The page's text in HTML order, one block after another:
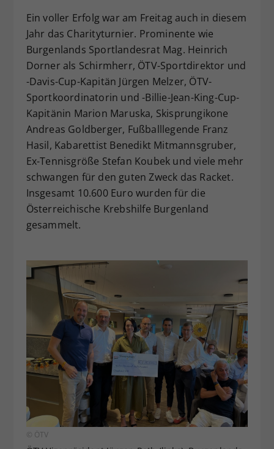
Ein voller Erfolg war am Freitag auch in diesem
Jahr das Charityturnier. Prominente wie
Burgenlands Sportlandesrat Mag. Heinrich
Dorner als Schirmherr, ÖTV-Sportdirektor und
-Davis-Cup-Kapitän Jürgen Melzer, ÖTV-
Sportkoordinatorin und -Billie-Jean-King-Cup-
Kapitänin Marion Maruska, Skisprungikone
Andreas Goldberger, Fußballlegende Franz
Hasil, Kabarettist Benedikt Mitmannsgruber,
Ex-Tennisgröße Stefan Koubek und viele mehr
schwangen für den guten Zweck das Racket.
Insgesamt 10.600 Euro wurden für die
Österreichische Krebshilfe Burgenland
gesammelt.
© ÖTV